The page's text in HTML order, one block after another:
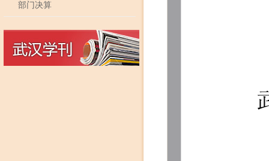
部门决算